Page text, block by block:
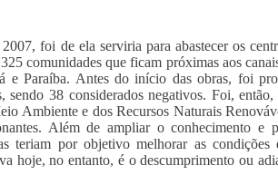
foi de ela serviria para abastecer os
comunidades que ficam próximas aos
e Paraíba. Antes do início das obras, foi
38 considerados negativos. Foi, então,
Ambiente e dos Recursos Naturais
Além de ampliar o conhecimento e
teriam por objetivo melhorar as
hoje, no entanto, é o descumprimento ou